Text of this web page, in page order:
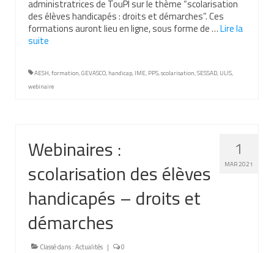
Soins bucco-dentaires
Les troubles sensoriels
Taux de handicap et carte d’invalidité
Demande d’AVS
administratrices de TouPI sur le thème “scolarisation
des élèves handicapés : droits et démarches”. Ces
formations auront lieu en ligne, sous forme de …Lire la
suite­­
AESH,formation,GEVASCO, handicap, IME, PPS,scolarisation,SESSAD, ULIS,
webinaire
1
MAR 2021
Webinaires :
scolarisation des élèves
handicapés – droits et
démarches
Classé dans :Actualités | 0